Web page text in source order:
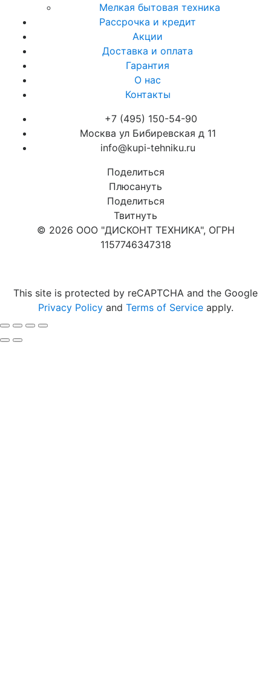
Мелкая бытовая техника
Рассрочка и кредит
Акции
Доставка и оплата
Гарантия
О нас
Контакты
+7 (495) 150-54-90
Москва ул Бибиревская д 11
info@kupi-tehniku.ru
Поделиться
Плюсануть
Поделиться
Твитнуть
© 2026 ООО "ДИСКОНТ ТЕХНИКА", ОГРН
1157746347318
This site is protected by reCAPTCHA and the Google
Privacy Policyand Terms of Serviceapply.